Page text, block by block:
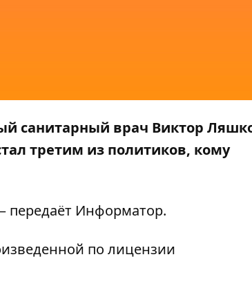
санитарный врач Виктор
третим из политиков, кому
передаёт Информатор.
по лицензии